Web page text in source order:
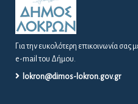
Για την ευκολότερη επικοινωνία
e-mail του Δήμου.
lokron@dimos-lokron.gov.gr